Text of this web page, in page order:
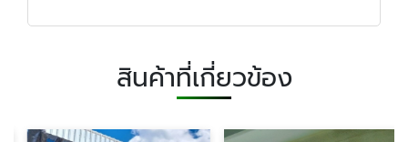
สินค้าที่เกี่ยวข้อง